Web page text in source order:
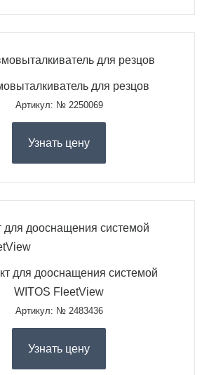
для резцов
Артикул: № 2250069
Узнать цену
для дооснащения системой
WITOS FleetView
Артикул: № 2483436
Узнать цену